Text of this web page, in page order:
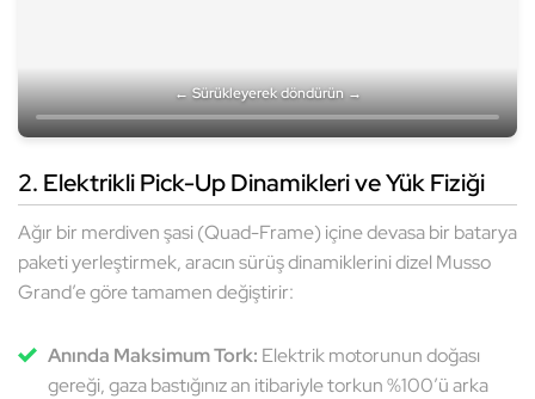
← Sürükleyerek döndürün →
2. Elektrikli Pick-Up Dinamikleri ve Yük Fiziği
Ağır bir merdiven şasi (Quad-Frame) içine devasa bir batarya
paketi yerleştirmek, aracın sürüş dinamiklerini dizel Musso
Grand’e göre tamamen değiştirir:
Anında Maksimum Tork: Elektrik motorunun doğası
gereği, gaza bastığınız an itibariyle torkun %100’ü arka